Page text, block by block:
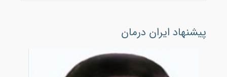
پیشنهاد ایران درمان